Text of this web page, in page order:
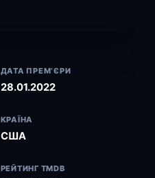
ДАТА ПРЕМ’ЄРИ
28.01.2022
КРАЇНА
США
РЕЙТИНГ TMDB